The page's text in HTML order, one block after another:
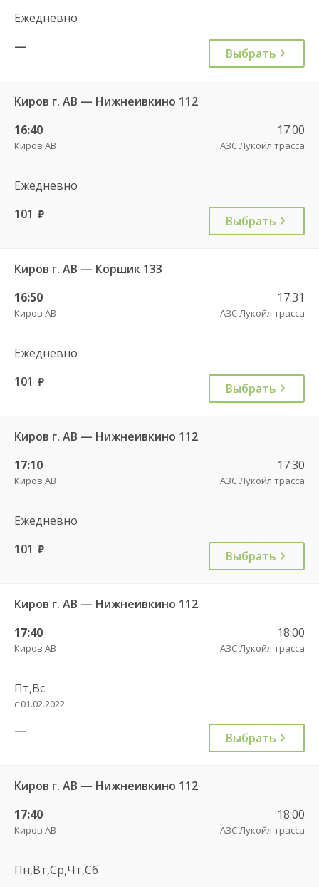
Ежедневно
—
Выбрать
Киров г. АВ — Нижнеивкино 112
16:40
Киров АВ
17:00
АЗС Лукойл трасса
Ежедневно
101 руб. Выбрать
Киров г. АВ — Коршик 133
16:50
Киров АВ
17:31
АЗС Лукойл трасса
Ежедневно
101 руб. Выбрать
Киров г. АВ — Нижнеивкино 112
17:10
Киров АВ
17:30
АЗС Лукойл трасса
Ежедневно
101 руб. Выбрать
Киров г. АВ — Нижнеивкино 112
17:40
Киров АВ
18:00
АЗС Лукойл трасса
Пт,Вс
с 01.02.2022
— Выбрать
Киров г. АВ — Нижнеивкино 112
17:40
Киров АВ
18:00
АЗС Лукойл трасса
Пн,Вт,Ср,Чт,Сб